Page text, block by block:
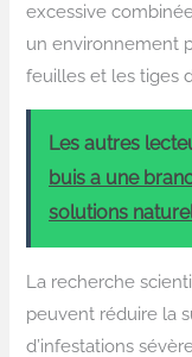
excessive
un environnement
feuilles et les tiges
Les autres
buis a une
solutions
La recherche
peuvent réduire la
d’infestations